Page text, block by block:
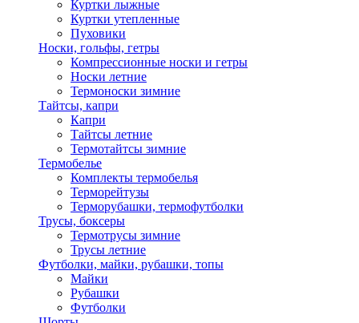
Куртки лыжные
Куртки утепленные
Пуховики
Носки, гольфы, гетры
Компрессионные носки и гетры
Носки летние
Термоноски зимние
Тайтсы, капри
Капри
Тайтсы летние
Термотайтсы зимние
Термобелье
Комплекты термобелья
Терморейтузы
Терморубашки, термофутболки
Трусы, боксеры
Термотрусы зимние
Трусы летние
Футболки, майки, рубашки, топы
Майки
Рубашки
Футболки